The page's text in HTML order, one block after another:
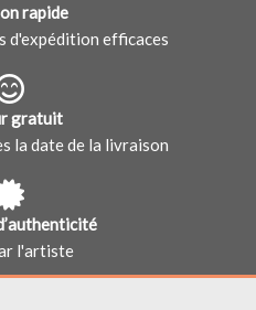
rapide
d'expédition efficaces
gratuit
la date de la livraison
l'artiste